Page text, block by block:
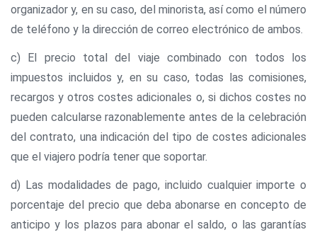
organizador y, en su caso, del minorista, así como el número
de teléfono y la dirección de correo electrónico de ambos.
c) El precio total del viaje combinado con todos los
impuestos incluidos y, en su caso, todas las comisiones,
recargos y otros costes adicionales o, si dichos costes no
pueden calcularse razonablemente antes de la celebración
del contrato, una indicación del tipo de costes adicionales
que el viajero podría tener que soportar.
d) Las modalidades de pago, incluido cualquier importe o
porcentaje del precio que deba abonarse en concepto de
anticipo y los plazos para abonar el saldo, o las garantías